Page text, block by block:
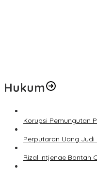
Hukum
Korupsi Pemungutan
Perputaran Uang Judi
Rizal Intjenae Bantah